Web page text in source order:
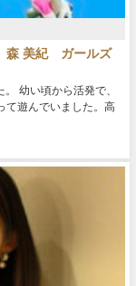
森 美紀 ガールズ
幼い頃から活発で、
て遊んでいました。高